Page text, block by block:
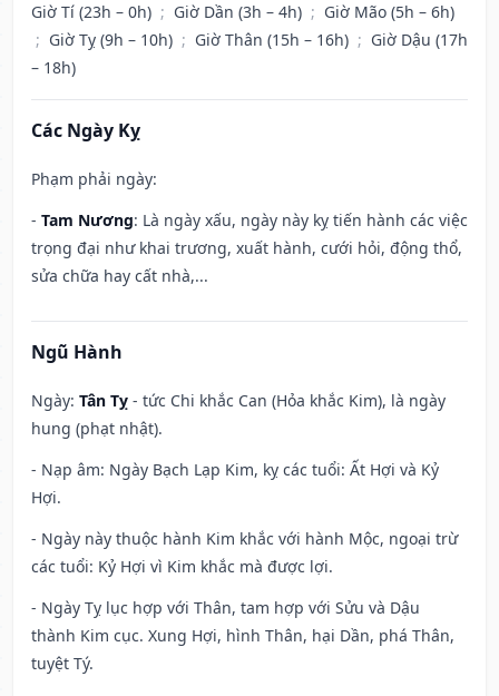
Giờ Tí (23h – 0h) ; Giờ Dần (3h – 4h) ; Giờ Mão (5h – 6h)
; Giờ Tỵ (9h – 10h) ; Giờ Thân (15h – 16h) ; Giờ Dậu (17h
– 18h)
Các Ngày Kỵ
Phạm phải ngày:
- Tam Nương: Là ngày xấu, ngày này kỵ tiến hành các việc
trọng đại như khai trương, xuất hành, cưới hỏi, động thổ,
sửa chữa hay cất nhà,...
Ngũ Hành
Ngày: Tân Tỵ - tức Chi khắc Can (Hỏa khắc Kim), là ngày
hung (phạt nhật).
- Nạp âm: Ngày Bạch Lạp Kim, kỵ các tuổi: Ất Hợi và Kỷ
Hợi.
- Ngày này thuộc hành Kim khắc với hành Mộc, ngoại trừ
các tuổi: Kỷ Hợi vì Kim khắc mà được lợi.
- Ngày Tỵ lục hợp với Thân, tam hợp với Sửu và Dậu
thành Kim cục. Xung Hợi, hình Thân, hại Dần, phá Thân,
tuyệt Tý.